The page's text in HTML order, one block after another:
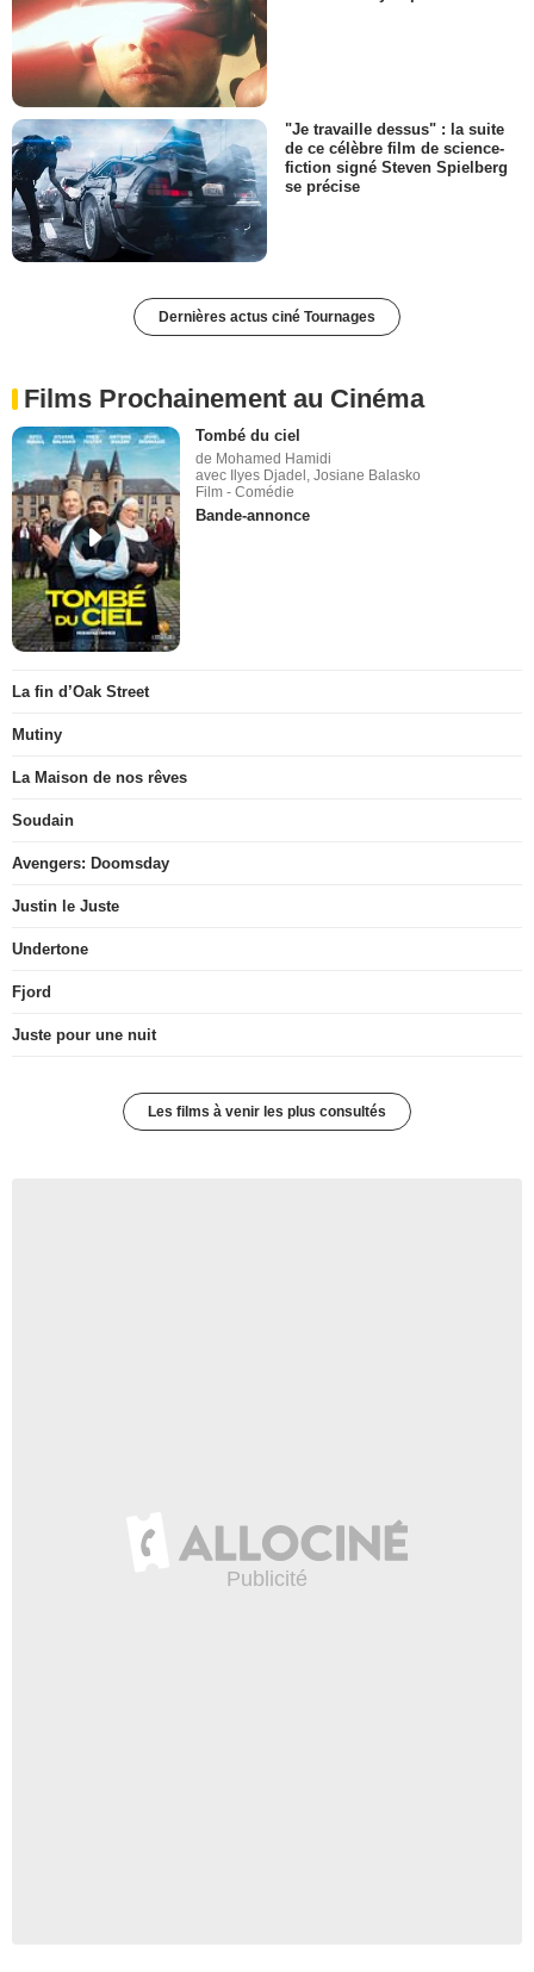
"Je travaille dessus" : la suite
de ce célèbre film de science-
fiction signé Steven Spielberg
se précise
Dernières actus ciné Tournages
Films Prochainement au Cinéma
Tombé du ciel
de Mohamed Hamidi
avec Ilyes Djadel, Josiane Balasko
Film - Comédie
Bande-annonce
La fin d’Oak Street
Mutiny
La Maison de nos rêves
Soudain
Avengers: Doomsday
Justin le Juste
Undertone
Fjord
Juste pour une nuit
Les films à venir les plus consultés